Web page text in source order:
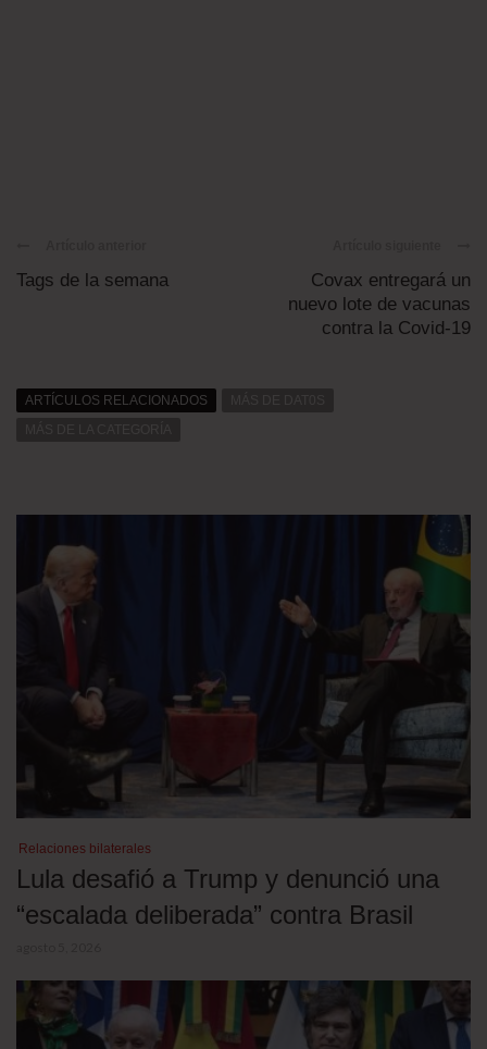
Tags de la semana
Covax entregará un
nuevo lote de vacunas
contra la Covid-19
ARTÍCULOS RELACIONADOS
Relaciones bilaterales
Lula desafió a Trump y denunció una
“escalada deliberada” contra Brasil